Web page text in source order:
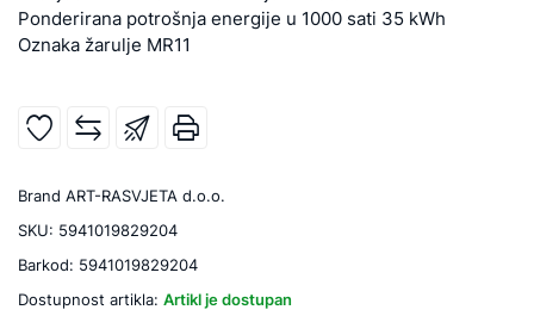
Ponderirana potrošnja energije u 1000 sati 35 kWh
Oznaka žarulje MR11
Brand ART-RASVJETA d.o.o.
SKU: 5941019829204
Barkod: 5941019829204
Dostupnost artikla: Artikl je dostupan